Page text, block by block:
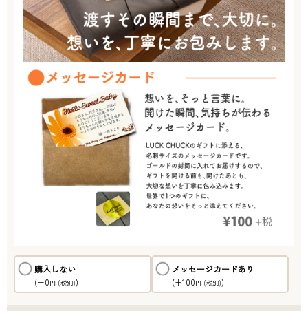
購入しない
(+0円 (税別))
メッセージカードあり
(+100円 (税別))